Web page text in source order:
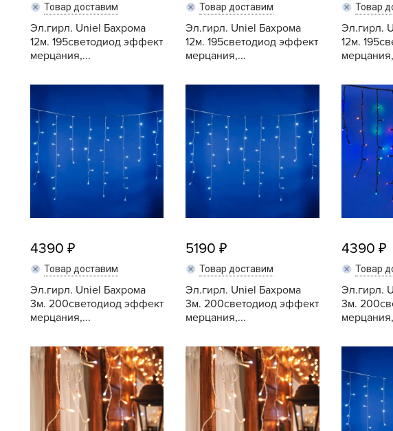
Товар доставим
Эл.гирл. Uniel Бахрома
12м. 195светодиод эффект
мерцания,...
Купить
Товар доставим
Эл.гирл. Uniel Бахрома
12м. 195светодиод эффект
мерцания,...
Купить
Товар
Эл.гирл.
12м.
4390
Товар доставим
Эл.гирл. Uniel Бахрома
3м. 200светодиод эффект
мерцания,...
Купить
5190
Товар доставим
Эл.гирл. Uniel Бахрома
3м. 200светодиод эффект
мерцания,...
Купить
4390
Товар
Эл.гирл.
3м.